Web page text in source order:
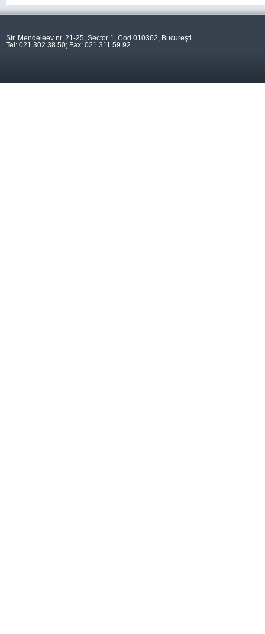
Str. Mendeleev nr. 21-25, Sector 1, Cod 010362, Bucureşti
Tel: 021 302 38 50; Fax: 021 311 59 92.